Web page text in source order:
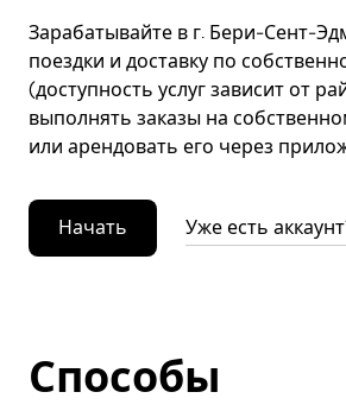
Зарабатывайте в г. Бери-Сент-
поездки и доставку по
(доступность услуг зависит от
выполнять заказы на
или арендовать его через
Начать Уже есть
Способы